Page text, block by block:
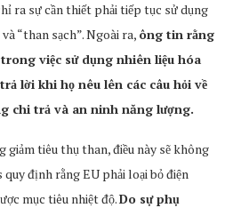
ra sự cần thiết phải tiếp tục sử dụng
“than sạch”. Ngoài ra, ông tin rằng
việc sử dụng nhiên liệu hóa
lời khi họ nêu lên các câu hỏi về
chi trả và an ninh năng lượng.
giảm tiêu thụ than, điều này sẽ không
định rằng EU phải loại bỏ điện
mục tiêu nhiệt độ.Do sự phụ